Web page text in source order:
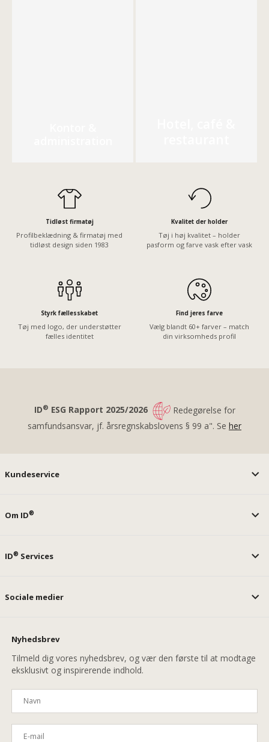
Tidløst firmatøj
Profilbeklædning & firmatøj med
tidløst design siden 1983
Kvalitet der holder
Tøj i høj kvalitet – holder
pasform og farve vask efter vask
Styrk fællesskabet
Tøj med logo, der understøtter
fælles identitet
Find jeres farve
Vælg blandt 60+ farver – match
din virksomheds profil
ID® ESG Rapport 2025/2026
Redegørelse for
samfundsansvar, jf. årsregnskabslovens § 99 a". Se her
Kundeservice
Om ID®
ID® Services
Sociale medier
Nyhedsbrev
Tilmeld dig vores nyhedsbrev, og vær den første til at modtage
eksklusivt og inspirerende indhold.